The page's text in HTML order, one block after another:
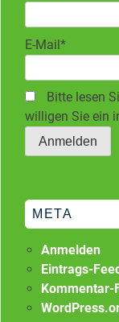
E-Mail*
Bitte lesen
willigen Sie ein
META
Anmelden
Eintrags-Feed
Kommentar-